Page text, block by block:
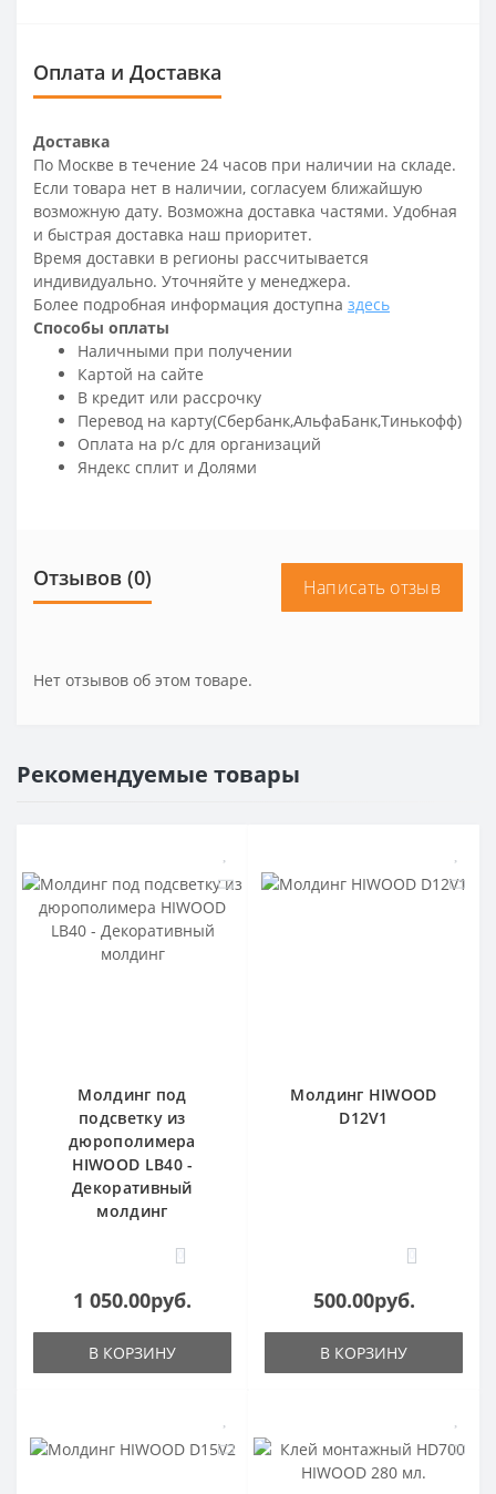
Оплата и Доставка
Доставка
По Москве в течение 24 часов при наличии на складе.
Если товара нет в наличии, согласуем ближайшую
возможную дату. Возможна доставка частями. Удобная
и быстрая доставка наш приоритет.
Время доставки в регионы рассчитывается
индивидуально. Уточняйте у менеджера.
Более подробная информация доступна здесь
Способы оплаты
Наличными при получении
Картой на сайте
В кредит или рассрочку
Перевод на карту(Сбербанк,АльфаБанк,Тинькофф)
Оплата на р/c для организаций
Яндекс сплит и Долями
Отзывов (0) Написать отзыв
Нет отзывов об этом товаре.
Рекомендуемые товары
Молдинг под
подсветку из
дюрополимера
HIWOOD LB40 -
Декоративный
молдинг
0
1 050.00руб.
В КОРЗИНУ
Молдинг HIWOOD
D12V1
0
500.00руб.
В КОРЗИНУ